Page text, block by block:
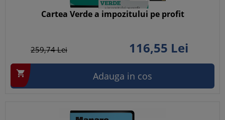
Cartea Verde a impozitului pe profit
259,74Lei 116,55 Lei
 Adauga in cos